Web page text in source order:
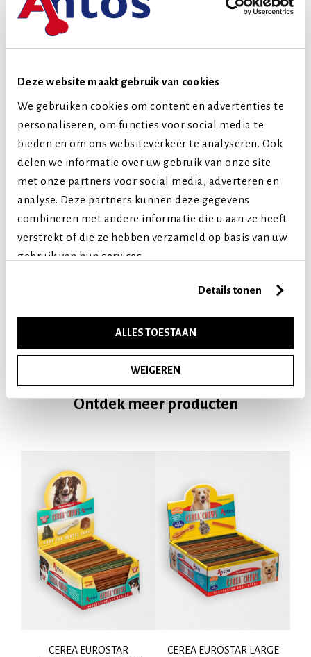
Deze website maakt gebruik van cookies
We gebruiken cookies om content en advertenties te
personaliseren, om functies voor social media te
bieden en om ons websiteverkeer te analyseren. Ook
delen we informatie over uw gebruik van onze site
met onze partners voor social media, adverteren en
analyse. Deze partners kunnen deze gegevens
combineren met andere informatie die u aan ze heeft
verstrekt of die ze hebben verzameld op basis van uw
gebruik van hun services.
Details tonen
ALLES TOESTAAN
WEIGEREN
Senior (8+ jaar)
CEREA BRUSHIES DOGS
Ontdek meer producten
CEREA EUROSTAR
CEREA EUROSTAR LARGE